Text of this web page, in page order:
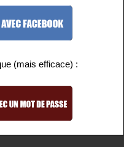
(mais efficace) :